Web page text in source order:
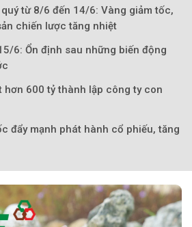
từ 8/6 đến 14/6: Vàng giảm tốc,
chiến lược tăng nhiệt
6: Ổn định sau những biến động
hơn 600 tỷ thành lập công ty con
đẩy mạnh phát hành cổ phiếu, tăng